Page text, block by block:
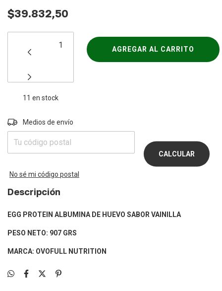
$39.832,50
11 en stock
Entregas para el CP:
Medios de envío
CALCULAR
No sé mi código postal
Descripción
EGG PROTEIN ALBUMINA DE HUEVO SABOR VAINILLA
PESO NETO: 907 GRS
MARCA: OVOFULL NUTRITION